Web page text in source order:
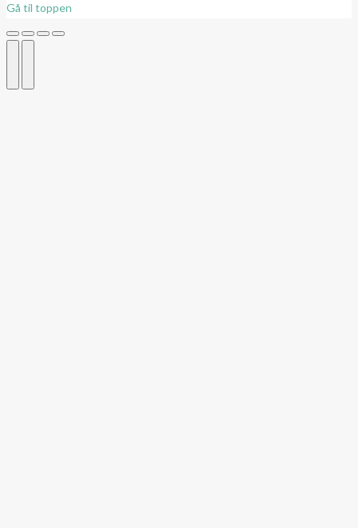
Gå til toppen